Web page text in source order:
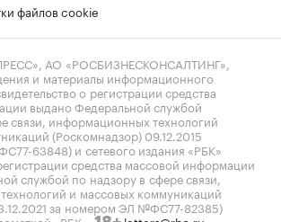
файлов cookie
АО «РОСБИЗНЕСКОНСАЛТИНГ»,
и материалы информационного
о регистрации средства
выдано Федеральной службой
связи, информационных технологий
(Роскомнадзор) 09.12.2015
63848) и сетевого издания «РБК»
средства массовой информации
службой по надзору в сфере связи,
и массовых коммуникаций
за номером ЭЛ №ФС77-82385)